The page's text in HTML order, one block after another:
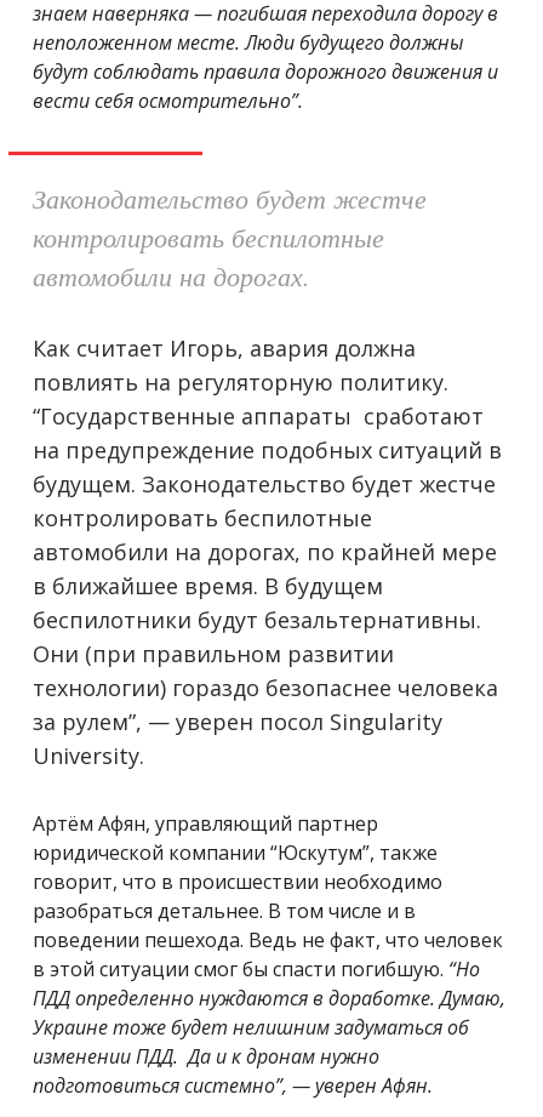
знаем наверняка — погибшая переходила дорогу в
неположенном месте. Люди будущего должны
будут соблюдать правила дорожного движения и
вести себя осмотрительно”.
Законодательство будет жестче
контролировать беспилотные
автомобили на дорогах.
Как считает Игорь, авария должна
повлиять на регуляторную политику.
“Государственные аппараты сработают
на предупреждение подобных ситуаций в
будущем. Законодательство будет жестче
контролировать беспилотные
автомобили на дорогах, по крайней мере
в ближайшее время. В будущем
беспилотники будут безальтернативны.
Они (при правильном развитии
технологии) гораздо безопаснее человека
за рулем”, — уверен посол Singularity
University.
Артём Афян, управляющий партнер
юридической компании “Юскутум”, также
говорит, что в происшествии необходимо
разобраться детальнее. В том числе и в
поведении пешехода. Ведь не факт, что человек
в этой ситуации смог бы спасти погибшую. “Но
ПДД определенно нуждаются в доработке. Думаю,
Украине тоже будет нелишним задуматься об
изменении ПДД. Да и к дронам нужно
подготовиться системно”, — уверен Афян.